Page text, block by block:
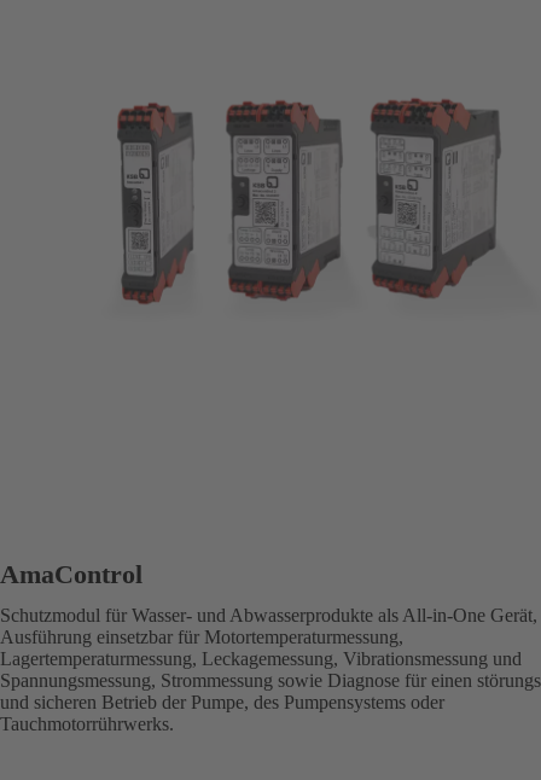
AmaControl
Schutzmodul für Wasser- und Abwasserprodukte als All-in-One Gerät,
Ausführung einsetzbar für Motortemperaturmessung,
Lagertemperaturmessung, Leckagemessung, Vibrationsmessung und
Spannungsmessung, Strommessung sowie Diagnose für einen
und sicheren Betrieb der Pumpe, des Pumpensystems oder
Tauchmotorrührwerks.